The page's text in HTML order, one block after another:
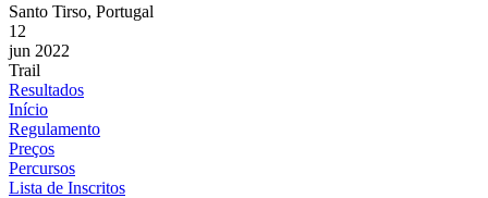
Santo Tirso, Portugal
12
jun 2022
Trail
Resultados
Início
Regulamento
Preços
Percursos
Lista de Inscritos